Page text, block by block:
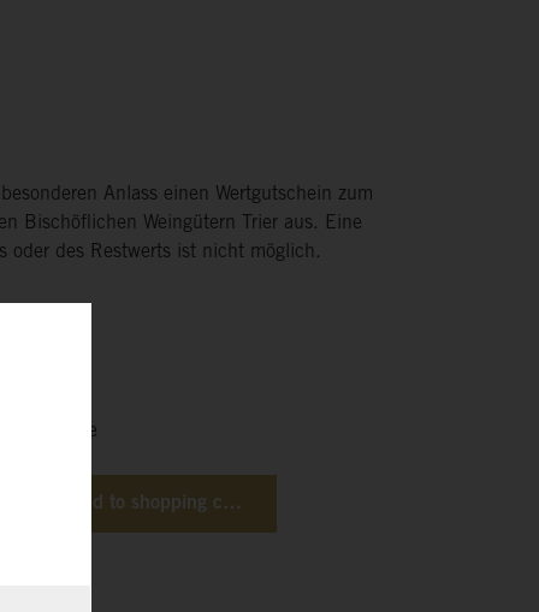
Anlass einen Wertgutschein zum
Bischöflichen Weingütern Trier aus. Eine
oder des Restwerts ist nicht möglich.
3-5 Tage
Add to shopping cart